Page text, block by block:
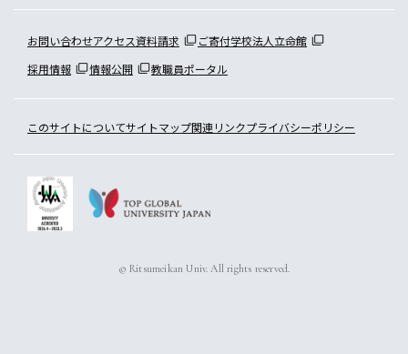
お問い合わせアクセス資料請求 ご寄付学校法人立命館
採用情報
情報公開 教職員ポータル
このサイトについてサイトマップ関連リンクプライバシーポリシー
© Ritsumeikan Univ. All rights reserved.